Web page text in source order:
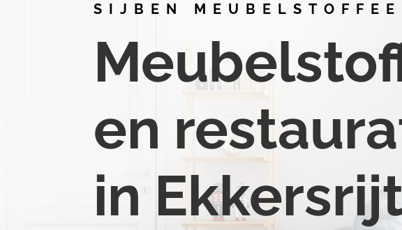
SIJBEN
en
in